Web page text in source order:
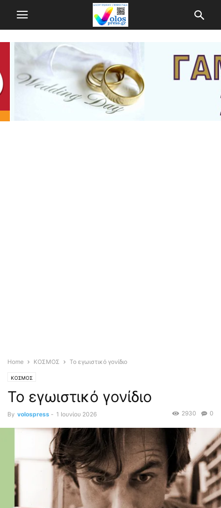
Home ΚΟΣΜΟΣ Το εγωιστικό γονίδιο
ΚΟΣΜΟΣ
Το εγωιστικό γονίδιο
By volospress - 1 Ιουνίου 2026 0
2930